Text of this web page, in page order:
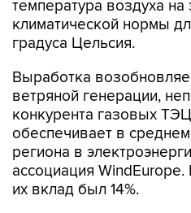
температура воздуха
климатической нормы
градуса Цельсия.
Выработка
ветряной генерации,
конкурента газовых
обеспечивает в
региона в
ассоциация
их вклад был 14%.